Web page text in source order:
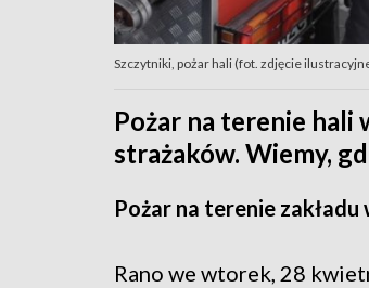
Szczytniki, pożar hali (fot. zdjęcie
Pożar na terenie hali
strażaków. Wiemy,
Pożar na terenie
Rano we wtorek, 28